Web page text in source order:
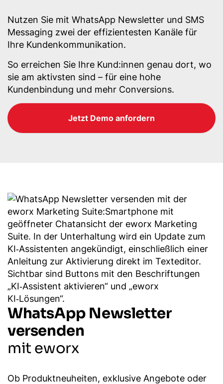
Nutzen Sie mit WhatsApp Newsletter und SMS
Messaging zwei der effizientesten Kanäle für
Ihre Kundenkommunikation.
So erreichen Sie Ihre Kund:innen genau dort, wo
sie am aktivsten sind – für eine hohe
Kundenbindung und mehr Conversions.
Jetzt Demo anfordern
WhatsApp Newsletter
versenden
mit eworx
Ob Produktneuheiten, exklusive Angebote oder